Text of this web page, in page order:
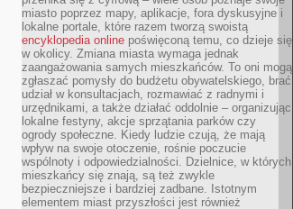
miasto poprzez mapy, aplikacje, fora dyskusyjne i
lokalne portale, które razem tworzą swoistą
encyklopedia online poświęconą temu, co dzieje się
w okolicy. Zmiana miasta wymaga jednak
zaangażowania samych mieszkańców. To oni mogą
zgłaszać pomysły do budżetu obywatelskiego, brać
udział w konsultacjach, rozmawiać z radnymi i
urzędnikami, a także działać oddolnie – organizując
lokalne festyny, akcje sprzątania parków czy
ogrody społeczne. Kiedy ludzie czują, że mają
wpływ na swoje otoczenie, rośnie poczucie
wspólnoty i odpowiedzialności. Dzielnice, w których
mieszkańcy się znają, są też zwykle
bezpieczniejsze i bardziej zadbane. Istotnym
elementem miast przyszłości jest również